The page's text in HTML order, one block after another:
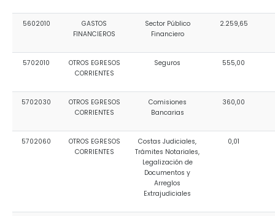
Obras y proyectos
5602010
GASTOS
FINANCIEROS
Sector Público
Financiero
2.259,65
5702010
OTROS EGRESOS
CORRIENTES
Seguros 555,00
5702030
OTROS EGRESOS
CORRIENTES
Comisiones
Bancarias
360,00
5702060
OTROS EGRESOS
CORRIENTES
Costas Judiciales,
Trámites Notariales,
Legalización de
Documentos y
Arreglos
Extrajudiciales
0,01